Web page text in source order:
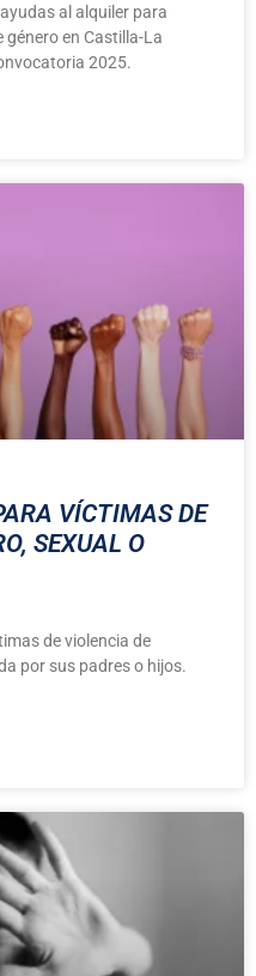
al alquiler para
género en Castilla-La
2025.
VÍCTIMAS DE
SEXUAL O
de violencia de
por sus padres o hijos.